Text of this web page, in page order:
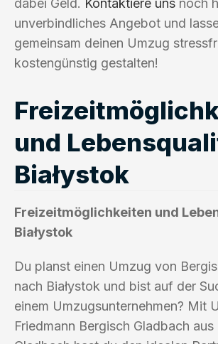
dabei Geld. Kontaktiere uns noch
unverbindliches Angebot und
gemeinsam deinen Umzug
kostengünstig gestalten!
und
Białystok
Freizeitmöglichkeiten und
Białystok
Du planst einen Umzug von
nach Białystok und bist auf der
einem Umzugsunternehmen? Mit
Friedmann Bergisch Gladbach aus